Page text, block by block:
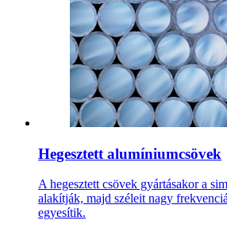
Hegesztett alumíniumcsövek
A hegesztett csövek gyártásakor a
alakítják, majd széleit nagy
egyesítik.